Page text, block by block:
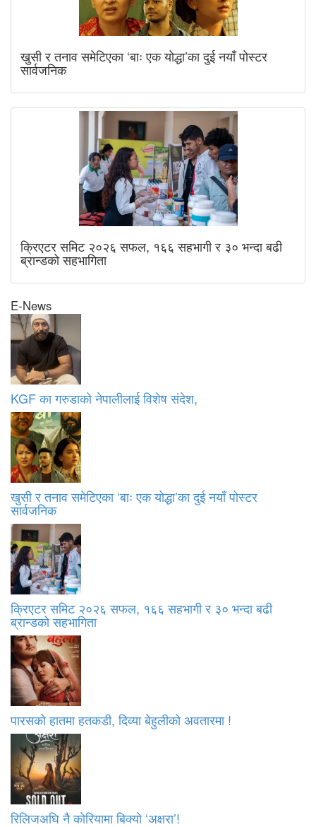
खुसी र तनाव समेटिएका ‘बाः एक योद्धा’का दुई नयाँ पोस्टर
सार्वजनिक
क्रिएटर समिट २०२६ सफल, १६६ सहभागी र ३० भन्दा बढी
ब्रान्डको सहभागिता
E-News
KGF का गरुडाको नेपालीलाई विशेष संदेश,
खुसी र तनाव समेटिएका ‘बाः एक योद्धा’का दुई नयाँ पोस्टर
सार्वजनिक
क्रिएटर समिट २०२६ सफल, १६६ सहभागी र ३० भन्दा बढी
ब्रान्डको सहभागिता
पारसको हातमा हतकडी, दिव्या बेहुलीको अवतारमा !
रिलिजअघि नै कोरियामा बिक्यो ‘अक्षरा’!